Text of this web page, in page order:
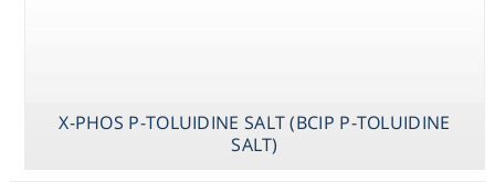
X-PHOS P-TOLUIDINE SALT (BCIP P-TOLUIDINE
SALT)